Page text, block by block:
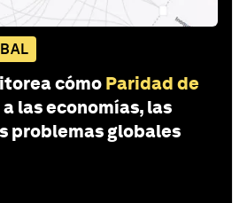
cómo Paridad de
las economías, las
problemas globales